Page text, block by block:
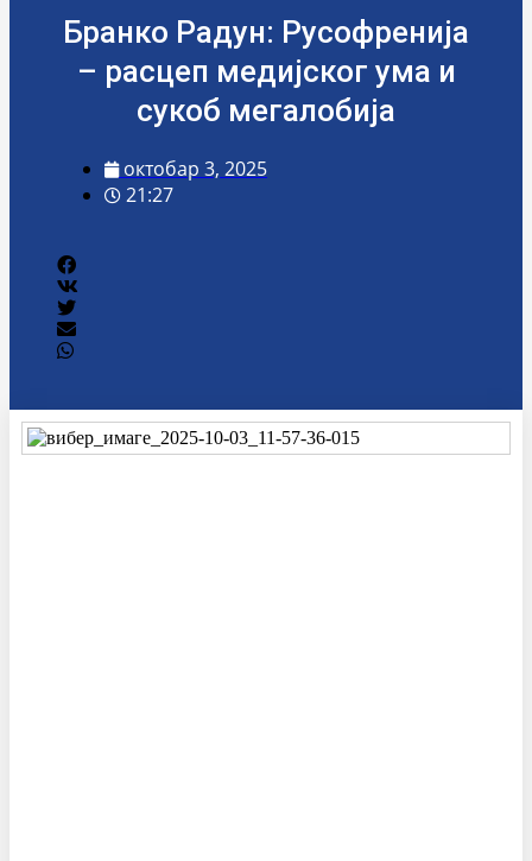
Бранко Радун: Русофренија
– расцеп медијског ума и
сукоб мегалобија
октобар 3, 2025
21:27